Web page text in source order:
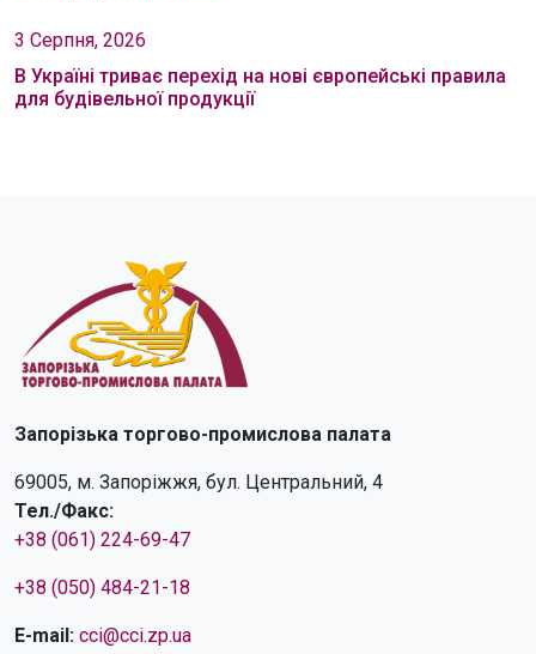
3 Серпня, 2026
В Україні триває перехід на нові європейські правила
для будівельної продукції
Запорізька торгово-промислова палата
69005, м. Запоріжжя, бул. Центральний, 4
Тел./Факс:
+38 (061) 224-69-47
+38 (050) 484-21-18
E-mail: cci@cci.zp.ua